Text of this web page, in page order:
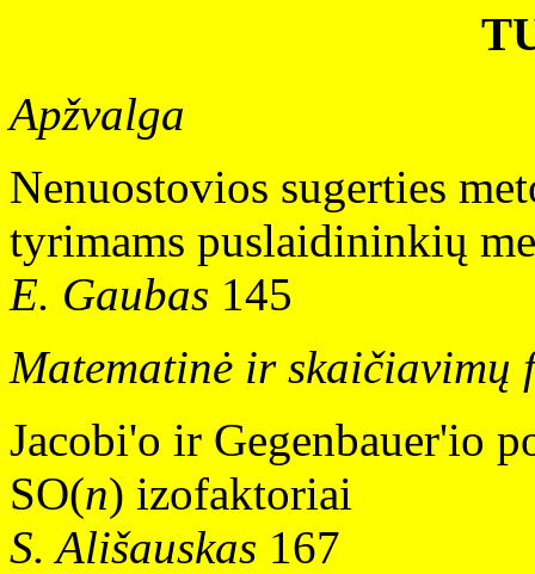
Apžvalga
Nenuostovios sugerties
tyrimams puslaidininkių
E. Gaubas 145
Matematinė ir skaičiavimų
Jacobi'o ir Gegenbauer'io
SO(n) izofaktoriai
S. Ališauskas 167